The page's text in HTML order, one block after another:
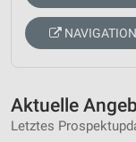
Aktuelle
Letztes